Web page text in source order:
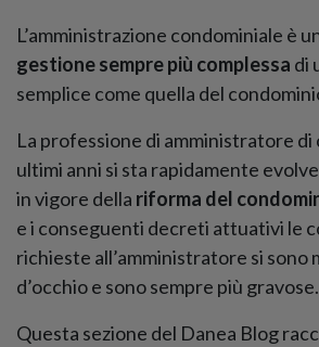
L’amministrazione condominiale è
gestione sempre più complessa di
semplice come quella del
La professione di amministratore di
ultimi anni si sta rapidamente
in vigore della riforma del
e i conseguenti decreti attuativi le
richieste all’amministratore si sono
d’occhio e sono sempre più gravose.
Questa sezione del Danea Blog